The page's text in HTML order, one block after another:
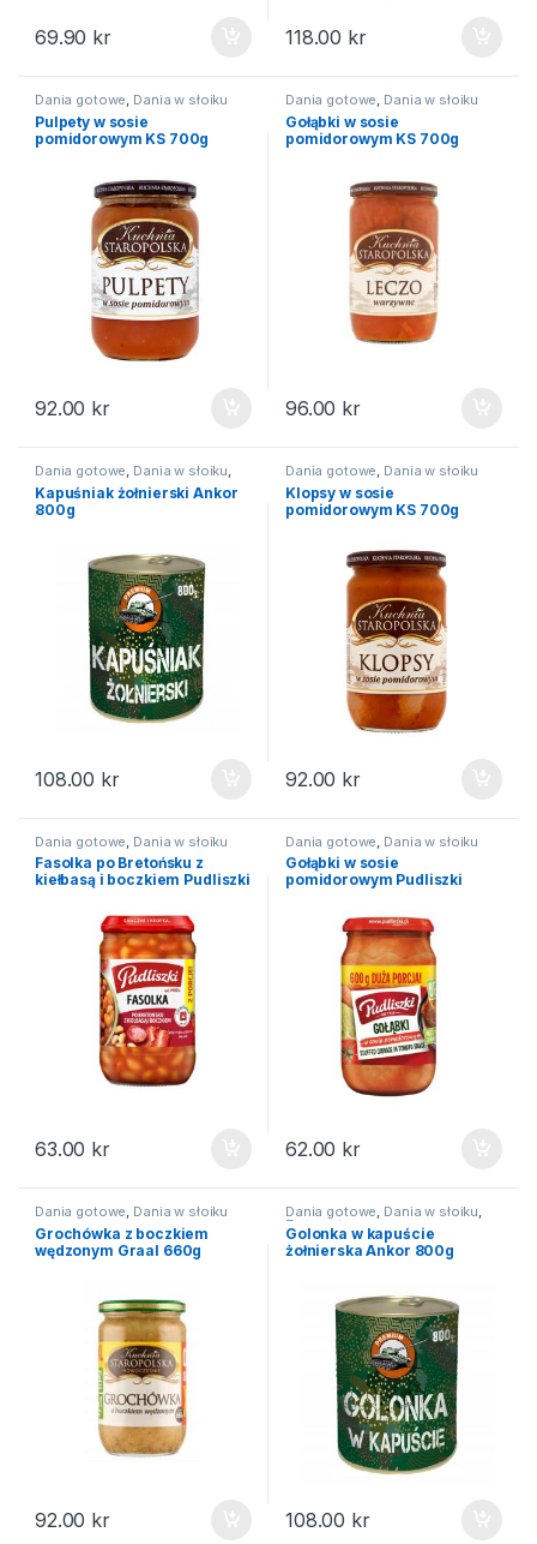
69.90 kr 118.00 kr
Dania gotowe, Dania w słoiku
Pulpety w sosie
pomidorowym KS 700g
92.00 kr
Dania gotowe, Dania w słoiku
Gołąbki w sosie
pomidorowym KS 700g
96.00 kr
Dania gotowe, Dania w słoiku,
Zupy gotowe
Kapuśniak żołnierski Ankor
800g
108.00 kr
Dania gotowe, Dania w słoiku
Klopsy w sosie
pomidorowym KS 700g
92.00 kr
Dania gotowe Dania w słoiku
Fasolka po Bretońsku z
kiełbasą i boczkiem Pudliszki
63.00 kr
Dania gotowe Dania w słoiku
Gołąbki w sosie
pomidorowym Pudliszki
62.00 kr
Dania gotowe, Dania w słoiku
Grochówka z boczkiem
wędzonym Graal 660g
92.00 kr
Dania gotowe, Dania w słoiku,
Zupy gotowe
Golonka w kapuście
żołnierska Ankor 800g
108.00 kr